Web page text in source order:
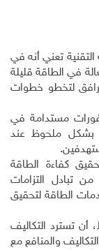
تعني أنه في
في الطاقة قليلة
لتخطو خطوات
مستدامة في
بشكل ملحوظ عند
كفاءة الطاقة
تبادل التزامات
الطاقة لتحقيق
أن تسترد التكاليف
والمنافع مع